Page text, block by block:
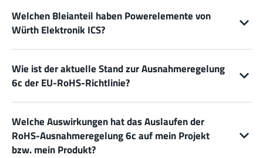
Welchen Bleianteil haben Powerelemente von
Würth Elektronik ICS?
Wie ist der aktuelle Stand zur Ausnahmeregelung
6c der EU-RoHS-Richtlinie?
Welche Auswirkungen hat das Auslaufen der
RoHS-Ausnahmeregelung 6c auf mein Projekt
bzw. mein Produkt?